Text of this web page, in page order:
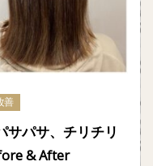
善
サパサ、チリチリ
& After